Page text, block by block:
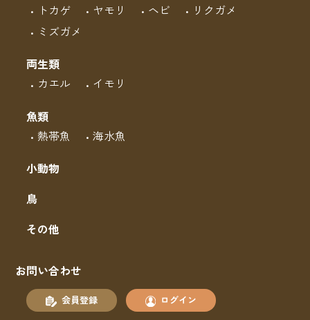
トカゲ
ヤモリ ヘビ
リクガメ
ミズガメ
両生類
カエル
イモリ
魚類
熱帯魚
海水魚
小動物
鳥
その他
お問い合わせ
会員登録 ログイン